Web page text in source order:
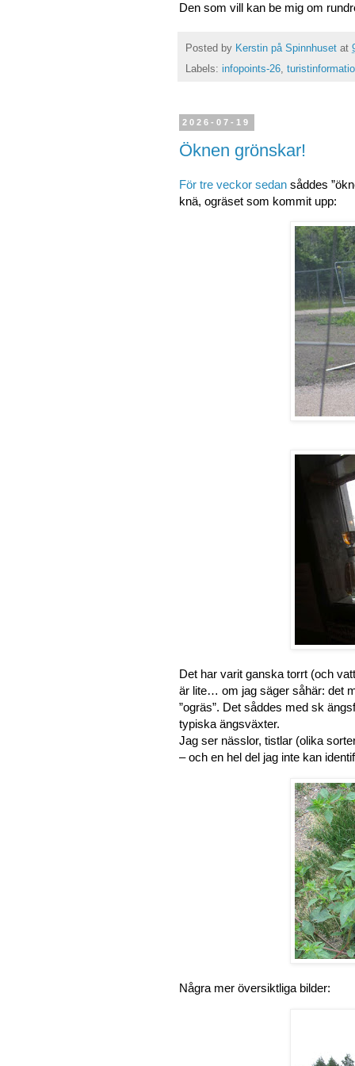
Den som vill kan be mig om
Posted by Kerstin på Spinnhuset at
Labels: infopoints-26,
2026-07-19
Öknen grönskar!
För tre veckor sedan såddes
knä, ogräset som kommit upp:
Det har varit ganska torrt (och
är lite… om jag säger såhär: det
”ogräs”. Det såddes med sk
typiska ängsväxter.
Jag ser nässlor, tistlar (olika
– och en hel del jag inte kan
Några mer översiktliga bilder: